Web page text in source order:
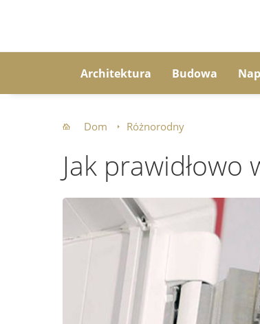
Architektura Budowa
Dom Różnorodny
Jak